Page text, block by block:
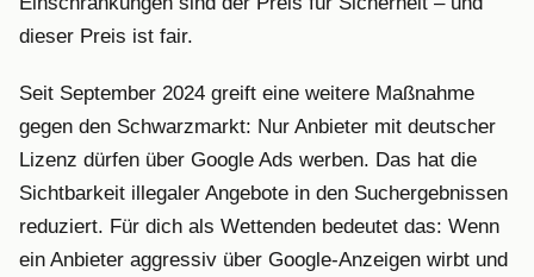
dieser Preis ist fair.
Seit September 2024 greift eine weitere Maßnahme
gegen den Schwarzmarkt: Nur Anbieter mit deutscher
Lizenz dürfen über Google Ads werben. Das hat die
Sichtbarkeit illegaler Angebote in den Suchergebnissen
reduziert. Für dich als Wettenden bedeutet das: Wenn
ein Anbieter aggressiv über Google-Anzeigen wirbt und